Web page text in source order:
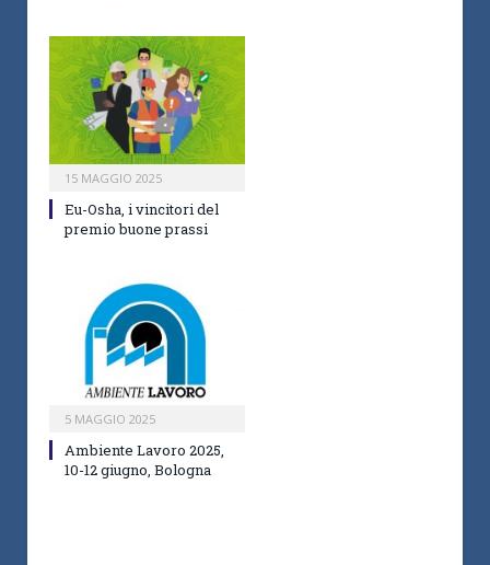
15 MAGGIO 2025
Eu-Osha, i vincitori del
premio buone prassi
5 MAGGIO 2025
Ambiente Lavoro 2025,
10-12 giugno, Bologna